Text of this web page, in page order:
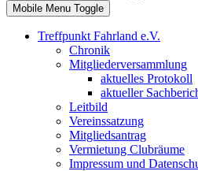
Mobile Menu Toggle
Treffpunkt Fahrland e.V.
Chronik
Mitgliederversammlung
aktuelles Protokoll
aktueller
Leitbild
Vereinssatzung
Mitgliedsantrag
Vermietung Clubräume
Impressum und